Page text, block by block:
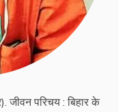
जीवन परिचय : बिहार के